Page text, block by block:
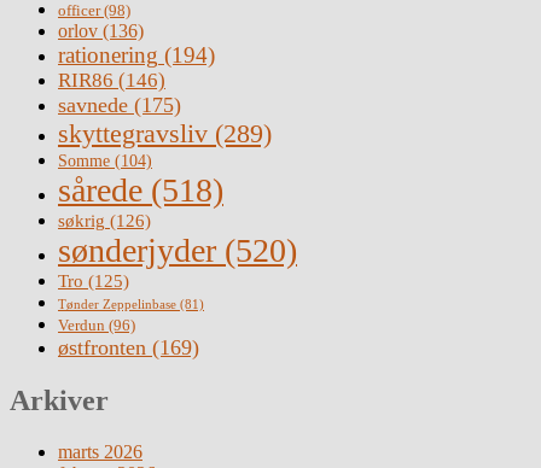
officer(98)
orlov (136)
rationering (194)
RIR86 (146)
savnede (175)
skyttegravsliv (289)
Somme (104)
sårede (518)
søkrig (126)
sønderjyder (520)
Tro (125)
Tønder Zeppelinbase (81)
Verdun (96)
østfronten (169)
Arkiver
marts 2026